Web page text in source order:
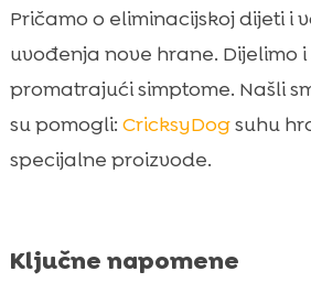
 Uloga vlakana i
crijeva
Prijelaz na novu hranu:
praćenje reakcija
Naše iskustvo s
osjetljive pse
 Ted za srednje i velike pse:
Pričamo o eliminacijskoj dijeti i
uvođenja nove hrane. Dijelimo
promatrajući simptome. Našli
su pomogli: CricksyDogsuhu
specijalne proizvode.
Ključne napomene